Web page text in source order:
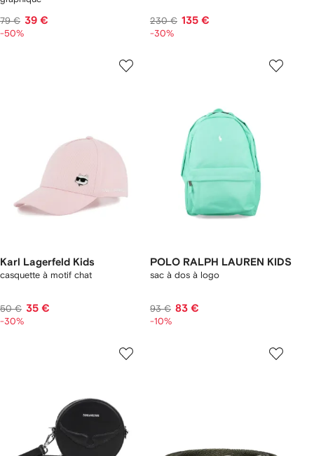
79 € 39 €
-50%
230 € 135 €
-30%
Karl Lagerfeld Kids
casquette à motif chat
50 € 35 €
-30%
POLO RALPH LAUREN KIDS
sac à dos à logo
93 € 83 €
-10%